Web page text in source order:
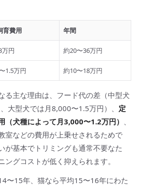
育費用 年間
万円 約20〜36万円
1.5万円 約10〜18万円
る主な理由は、フード代の差（中型犬
大型犬では月8,000〜1.5万円）、 定
（犬種によって月3,000〜1.2万円） 、
室などの費用が上乗せされるためで
が基本でトリミングも通常不要なた
ングコストが低く抑えられます。
〜15年、猫なら平均15〜16年にわた